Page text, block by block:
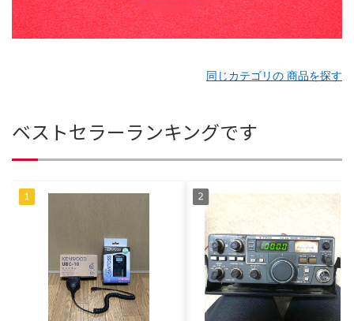
同じカテゴリの 商品を探す
ベストセラーランキングです